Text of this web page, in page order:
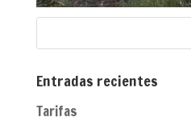
Entradas recientes
Tarifas